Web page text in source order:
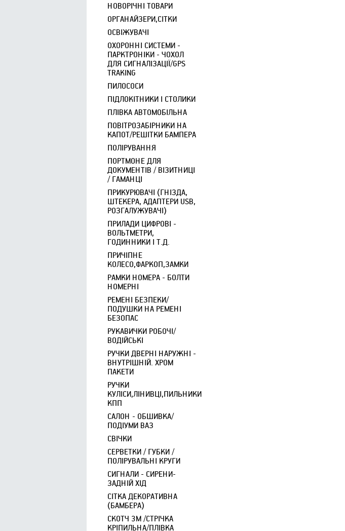
НОВОРІЧНІ ТОВАРИ
ОРГАНАЙЗЕРИ,СІТКИ
ОСВІЖУВАЧІ
ОХОРОННІ СИСТЕМИ -
ПАРКТРОНІКИ - ЧОХОЛ
ДЛЯ СИГНАЛІЗАЦІЇ/GPS
TRAKING
ПИЛОСОСИ
ПІДЛОКІТНИКИ І СТОЛИКИ
ПЛІВКА АВТОМОБІЛЬНА
ПОВІТРОЗАБІРНИКИ НА
КАПОТ/РЕШІТКИ БАМПЕРА
ПОЛІРУВАННЯ
ПОРТМОНЕ ДЛЯ
ДОКУМЕНТІВ / ВІЗИТНИЦІ
/ ГАМАНЦІ
ПРИКУРЮВАЧІ (ГНІЗДА,
ШТЕКЕРА, АДАПТЕРИ USB,
РОЗГАЛУЖУВАЧІ)
ПРИЛАДИ ЦИФРОВІ -
ВОЛЬТМЕТРИ,
ГОДИННИКИ І Т.Д.
ПРИЧІПНЕ
КОЛЕСО,ФАРКОП,ЗАМКИ
РАМКИ НОМЕРА - БОЛТИ
НОМЕРНІ
РЕМЕНІ БЕЗПЕКИ/
ПОДУШКИ НА РЕМЕНІ
БЕЗОПАС
РУКАВИЧКИ РОБОЧІ/
ВОДІЙСЬКІ
РУЧКИ ДВЕРНІ НАРУЖНІ -
ВНУТРІШНІЙ. ХРОМ
ПАКЕТИ
РУЧКИ
КУЛІСИ,ЛІНИВЦІ,ПИЛЬНИКИ
КПП
САЛОН - ОБШИВКА/
ПОДІУМИ ВАЗ
СВІЧКИ
СЕРВЕТКИ / ГУБКИ /
ПОЛІРУВАЛЬНІ КРУГИ
СИГНАЛИ - СИРЕНИ-
ЗАДНІЙ ХІД
СІТКА ДЕКОРАТИВНА
(БАМБЕРА)
СКОТЧ 3М /СТРІЧКА
КРІПИЛЬНА/ПЛІВКА